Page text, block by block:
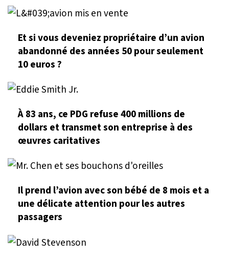
Et si vous deveniez propriétaire d’un avion
abandonné des années 50 pour seulement
10 euros ?
À 83 ans, ce PDG refuse 400 millions de
dollars et transmet son entreprise à des
œuvres caritatives
Il prend l’avion avec son bébé de 8 mois et a
une délicate attention pour les autres
passagers